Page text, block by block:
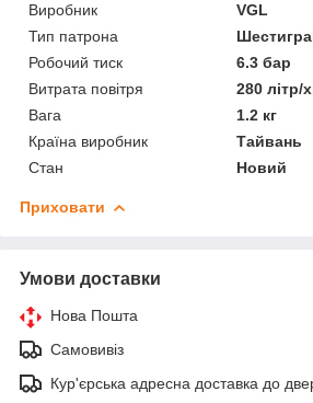
Виробник
VGL
Тип патрона
Робочий тиск
6.3 бар
Витрата повітря
280 літр/
Вага
1.2 кг
Країна виробник
Тайвань
Стан
Новий
Приховати
Умови доставки
Нова Пошта
Самовивіз
Кур'єрська адресна доставка до